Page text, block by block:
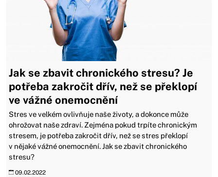
Jak se zbavit chronického stresu? Je
potřeba zakročit dřív, než se překlopí
ve vážné onemocnění
Stres ve velkém ovlivňuje naše životy, a dokonce může
ohrožovat naše zdraví. Zejména pokud trpíte chronickým
stresem, je potřeba zakročit dřív, než se stres překlopí
v nějaké vážné onemocnění. Jak se zbavit chronického
stresu?
09.02.2022